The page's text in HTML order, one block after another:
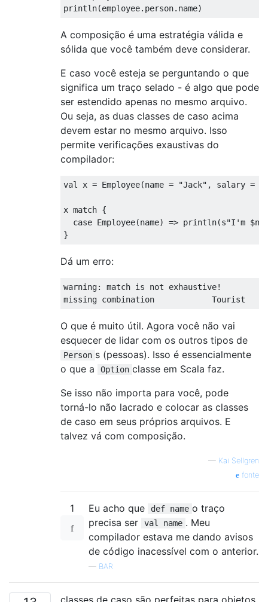
A composição é uma estratégia válida e
sólida que você também deve considerar.
E caso você esteja se perguntando o que
significa um traço selado - é algo que pode
ser estendido apenas no mesmo arquivo.
Ou seja, as duas classes de caso acima
devem estar no mesmo arquivo. Isso
permite verificações exaustivas do
compilador:
val x = Employee(name = "Jack" , salary =
x match {
case Employee(name) => println(s"I'm
Dá um erro:
warning: match is not exhaustive!
missing combination Tourist
O que é muito útil. Agora você não vai
esquecer de lidar com os outros tipos de
Person s (pessoas). Isso é essencialmente
o que a
Option classe em Scala faz.
Se isso não importa para você, pode
torná-lo não lacrado e colocar as classes
de caso em seus próprios arquivos. E
talvez vá com composição.
— Kai Sellgren
fonte
1 Eu acho que def name o traço
precisa ser
val name . Meu
compilador estava me dando avisos
de código inacessível com o anterior.
— BAR
classes de caso são perfeitas para objetos